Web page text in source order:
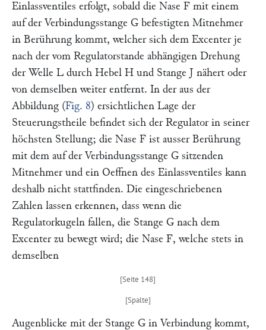
Einlassventiles erfolgt, sobald die Nase F mit einem
auf der Verbindungsstange G befestigten Mitnehmer
in Berührung kommt, welcher sich dem Excenter je
nach der vom Regulatorstande abhängigen Drehung
der Welle L durch Hebel H und Stange J nähert oder
von demselben weiter entfernt. In der aus der
Abbildung (Fig. 8) ersichtlichen Lage der
Steuerungstheile befindet sich der Regulator in seiner
höchsten Stellung; die Nase F ist ausser Berührung
mit dem auf der Verbindungsstange G sitzenden
Mitnehmer und ein Oeffnen des Einlassventiles kann
deshalb nicht stattfinden. Die eingeschriebenen
Zahlen lassen erkennen, dass wenn die
Regulatorkugeln fallen, die Stange G nach dem
Excenter zu bewegt wird; die Nase F, welche stets in
demselben
Augenblicke mit der Stange G in Verbindung kommt,